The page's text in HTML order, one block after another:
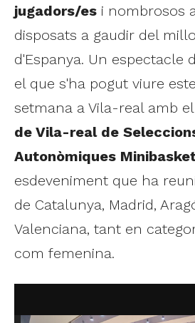
jugadors/es i nombrosos
disposats a gaudir del
d'Espanya. Un espectacle
el que s'ha pogut viure
setmana a Vila-real amb el
de Vila-real de
Autonòmiques
esdeveniment que ha
de Catalunya, Madrid,
Valenciana, tant en
com femenina.